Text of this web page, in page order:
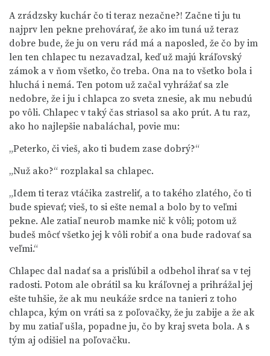
A zrádzsky kuchár čo ti teraz nezačne?! Začne ti ju tu
najprv len pekne prehovárať, že ako im tuná už teraz
dobre bude, že ju on veru rád má a naposled, že čo by im
len ten chlapec tu nezavadzal, keď už majú kráľovský
zámok a v ňom všetko, čo treba. Ona na to všetko bola i
hluchá i nemá. Ten potom už začal vyhrážať sa zle
nedobre, že i ju i chlapca zo sveta znesie, ak mu nebudú
po vôli. Chlapec v taký čas striasol sa ako prút. A tu raz,
ako ho najlepšie nabaláchal, povie mu:
„Peterko, či vieš, ako ti budem zase dobrý?“
„Nuž ako?“ rozplakal sa chlapec.
„Idem ti teraz vtáčika zastreliť, a to takého zlatého, čo ti
bude spievať; vieš, to si ešte nemal a bolo by to veľmi
pekne. Ale zatiaľ neurob mamke nič k vôli; potom už
budeš môcť všetko jej k vôli robiť a ona bude radovať sa
veľmi.“
Chlapec dal nadať sa a prisľúbil a odbehol ihrať sa v tej
radosti. Potom ale obrátil sa ku kráľovnej a prihrážal jej
ešte tuhšie, že ak mu neukáže srdce na tanieri z toho
chlapca, kým on vráti sa z poľovačky, že ju zabije a že ak
by mu zatiaľ ušla, popadne ju, čo by kraj sveta bola. A s
tým aj odišiel na poľovačku.